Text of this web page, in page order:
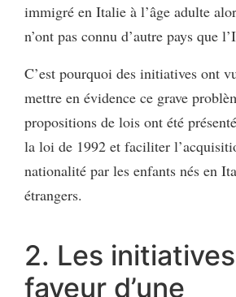
immigré en Italie à l’âge adulte
n’ont pas connu d’autre pays que
C’est pourquoi des initiatives ont
mettre en évidence ce grave
propositions de lois ont été
la loi de 1992 et faciliter
nationalité par les enfants nés en
étrangers.
2. Les
faveur d’une